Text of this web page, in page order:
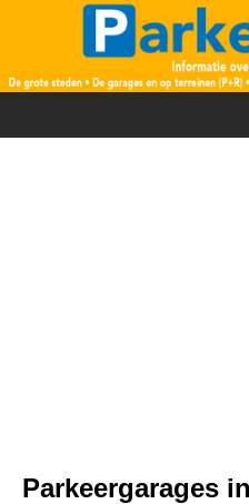
Parkeergarages